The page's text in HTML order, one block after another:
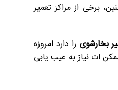
برخی از مراکز تعمیر
بخارشوی را دارد امروزه
ات نیاز به عیب یابی